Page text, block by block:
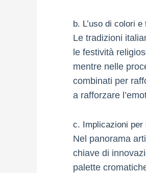
b. L’uso di colori
Le tradizioni
le festività
mentre nelle
combinati per
a rafforzare
c. Implicazioni per
Nel panorama
chiave di
palette